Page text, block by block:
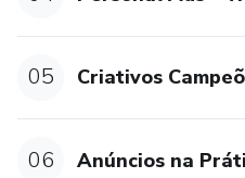
05 Criativos
06 Anúncios na